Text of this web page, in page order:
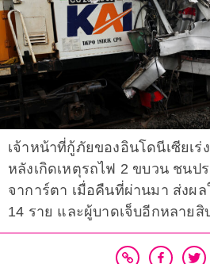
เจ้าหน้าที่กู้ภัยของอินโดนีเซียเร่
หลังเกิดเหตุรถไฟ 2 ขบวน ชนป
จาการ์ตา เมื่อคืนที่ผ่านมา ส่งผ
14 ราย และผู้บาดเจ็บอีกหลายสิ